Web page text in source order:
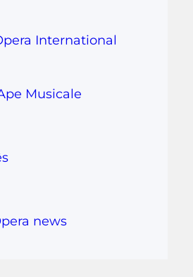
International
Musicale
news